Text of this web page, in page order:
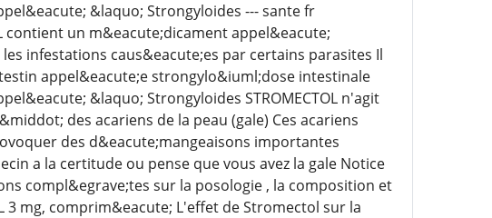
&laquo; Strongyloides --- sante fr
contient un m&eacute;dicament appel&eacute;
infestations caus&eacute;es par certains parasites Il
appel&eacute;e strongylo&iuml;dose intestinale
&laquo; Strongyloides STROMECTOL n'agit
des acariens de la peau (gale) Ces acariens
des d&eacute;mangeaisons importantes
a la certitude ou pense que vous avez la gale Notice
compl&egrave;tes sur la posologie , la composition et
3 mg, comprim&eacute; L'effet de Stromectol sur la